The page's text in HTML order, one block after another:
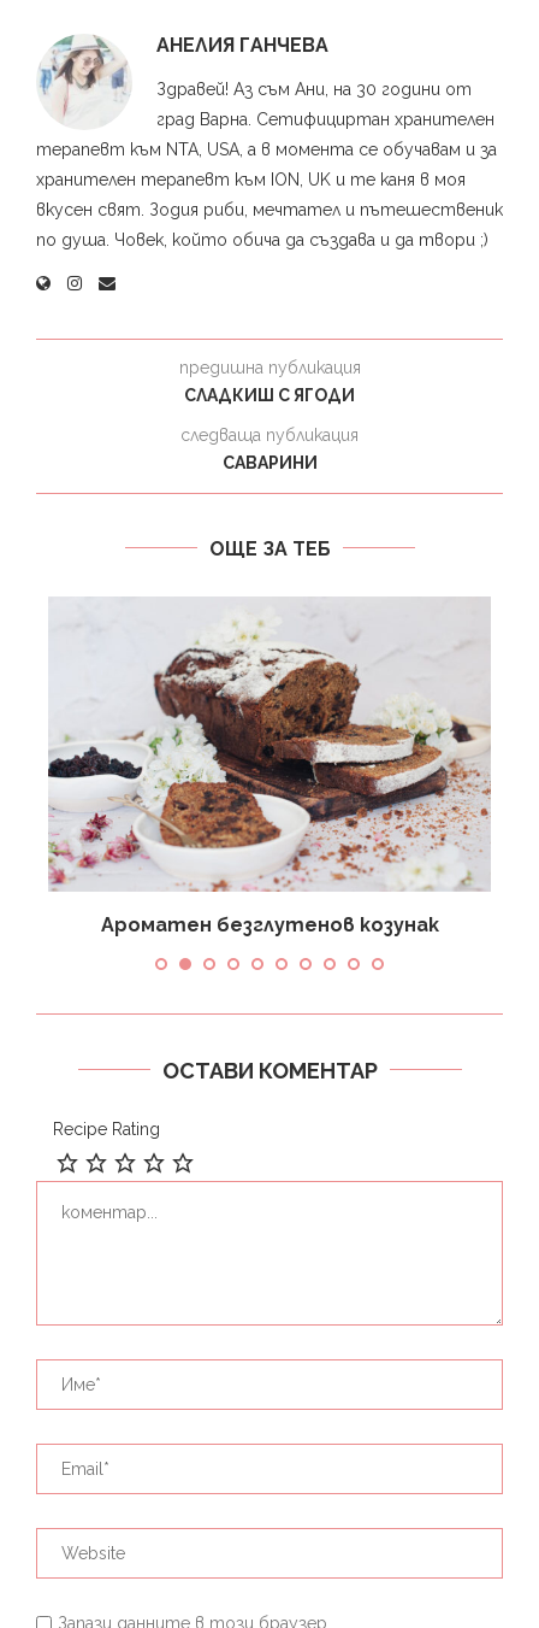
АНЕЛИЯ ГАНЧЕВА
Здравей! Аз съм Ани, на 30 години от
град Варна. Сетифициртан хранителен
терапевт към NTA, USA, а в момента се обучавам и за
хранителен терапевт към ION, UK и те каня в моя
вкусен свят. Зодия риби, мечтател и пътешественик
по душа. Човек, който обича да създава и да твори ;)
предишна публикация
СЛАДКИШ С ЯГОДИ
следваща публикация
САВАРИНИ
ОЩЕ ЗА ТЕБ
Ароматен безглутенов козунак
ОСТАВИ КОМЕНТАР
Recipe Rating
Запази данните в този браузер